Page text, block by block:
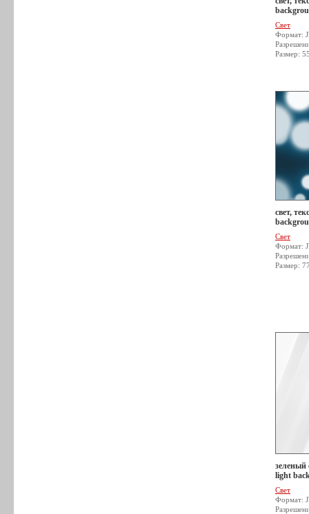
Свет
Формат:
Размер:
свет,
Свет
Формат:
Размер:
зеленый
light
Свет
Формат: